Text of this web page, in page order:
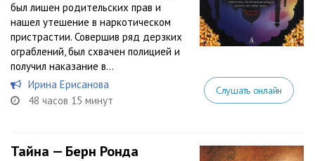
был лишен родительских прав и
нашел утешение в наркотическом
пристрастии. Совершив ряд дерзких
ограблений, был схвачен полицией и
получил наказание в...
Ирина Ерисанова
48 часов 15 минут
Слушать онлайн
Тайна — Берн Ронда